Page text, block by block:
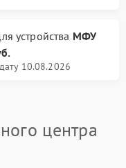
устройства МФУ
10.08.2026
центра